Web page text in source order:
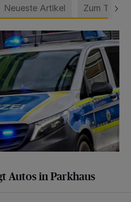
Neueste Artikel Zum Thema
in Parkhaus
Autos in Parkhaus